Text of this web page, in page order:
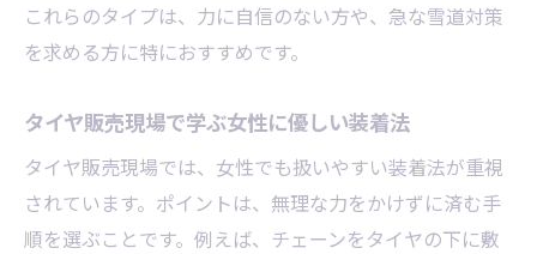
これらのタイプは、力に自信のない方や、急な雪道対策
を求める方に特におすすめです。
タイヤ販売現場で学ぶ女性に優しい装着法
タイヤ販売現場では、女性でも扱いやすい装着法が重視
されています。ポイントは、無理な力をかけずに済む手
順を選ぶことです。例えば、チェーンをタイヤの下に敷